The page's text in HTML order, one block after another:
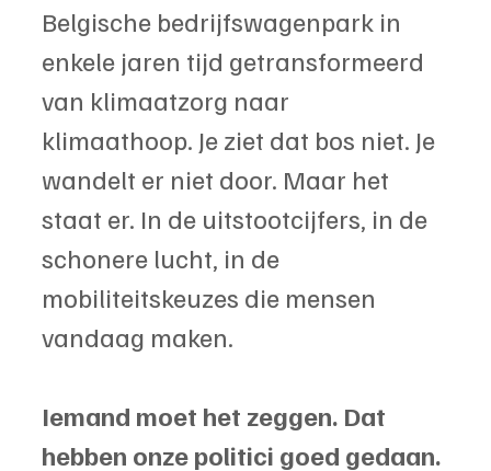
Belgische bedrijfswagenpark in
enkele jaren tijd getransformeerd
van klimaatzorg naar
klimaathoop. Je ziet dat bos niet. Je
wandelt er niet door. Maar het
staat er. In de uitstootcijfers, in de
schonere lucht, in de
mobiliteitskeuzes die mensen
vandaag maken.
Iemand moet het zeggen. Dat
hebben onze politici goed gedaan.